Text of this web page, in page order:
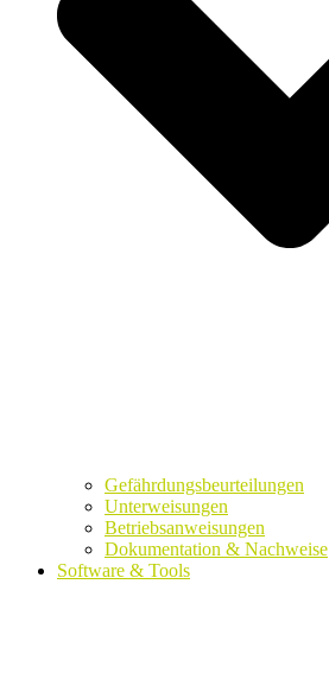
Gefährdungsbeurteilungen
Unterweisungen
Betriebsanweisungen
Dokumentation & Nachweise
Software & Tools